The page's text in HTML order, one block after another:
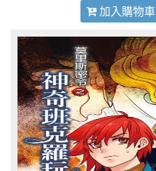
加入購物車